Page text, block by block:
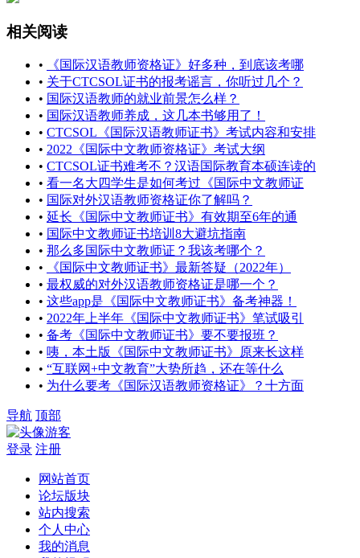
相关阅读
•
《国际汉语教师资格证》好多种，到底该考哪
• 关于CTCSOL证书的报考谣言，你听过几个？
• 国际汉语教师的就业前景怎么样？
• 国际汉语教师养成，这几本书够用了！
• CTCSOL《国际汉语教师证书》考试内容和安排
• 2022《国际中文教师资格证》考试大纲
• CTCSOL证书难考不？汉语国际教育本硕连读的
• 看一名大四学生是如何考过《国际中文教师证
• 国际对外汉语教师资格证你了解吗？
• 延长《国际中文教师证书》有效期至6年的通
• 国际中文教师证书培训8大避坑指南
• 那么多国际中文教师证？我该考哪个？
•
《国际中文教师证书》最新答疑（2022年）
• 最权威的对外汉语教师资格证是哪一个？
• 这些app是《国际中文教师证书》备考神器！
• 2022年上半年《国际中文教师证书》笔试吸引
• 备考《国际中文教师证书》要不要报班？
• 咦，本土版《国际中文教师证书》原来长这样
• “互联网+中文教育”大势所趋，还在等什么
• 为什么要考《国际汉语教师资格证》？十方面
导航 顶部
游客
登录 注册
网站首页
论坛版块
站内搜索
个人中心
我的消息